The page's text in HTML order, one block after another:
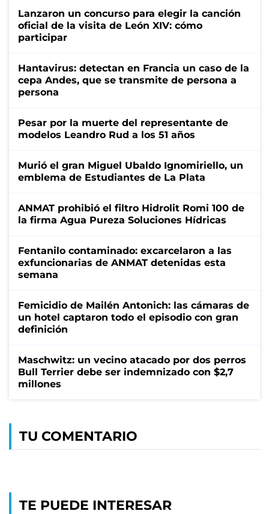
Lanzaron un concurso para elegir la canción
oficial de la visita de León XIV: cómo
participar
Hantavirus: detectan en Francia un caso de la
cepa Andes, que se transmite de persona a
persona
Pesar por la muerte del representante de
modelos Leandro Rud a los 51 años
Murió el gran Miguel Ubaldo Ignomiriello, un
emblema de Estudiantes de La Plata
ANMAT prohibió el filtro Hidrolit Romi 100 de
la firma Agua Pureza Soluciones Hídricas
Fentanilo contaminado: excarcelaron a las
exfuncionarias de ANMAT detenidas esta
semana
Femicidio de Mailén Antonich: las cámaras de
un hotel captaron todo el episodio con gran
definición
Maschwitz: un vecino atacado por dos perros
Bull Terrier debe ser indemnizado con $2,7
millones
TU COMENTARIO
TE PUEDE INTERESAR